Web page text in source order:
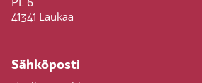
PL 6
41341 Laukaa
Sähköposti